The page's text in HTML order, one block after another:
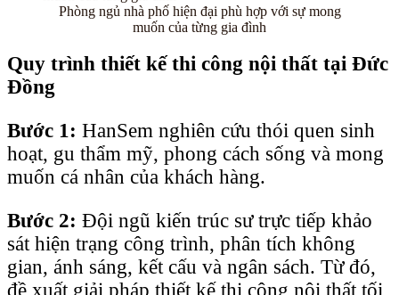
Phòng ngủ nhà phố hiện đại phù hợp với sự mong
muốn của từng gia đình
Quy trình thiết kế thi công nội thất tại Đức
Đồng
Bước 1: HanSem nghiên cứu thói quen sinh
hoạt, gu thẩm mỹ, phong cách sống và mong
muốn cá nhân của khách hàng.
Bước 2: Đội ngũ kiến trúc sư trực tiếp khảo
sát hiện trạng công trình, phân tích không
gian, ánh sáng, kết cấu và ngân sách. Từ đó,
đề xuất giải pháp thiết kế thi công nội thất tối